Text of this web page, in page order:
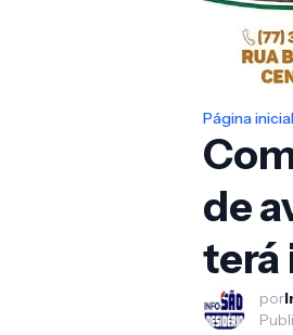
Página inicial
de
terá
por